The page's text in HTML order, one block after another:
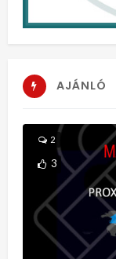
AJÁNLÓ
2
3